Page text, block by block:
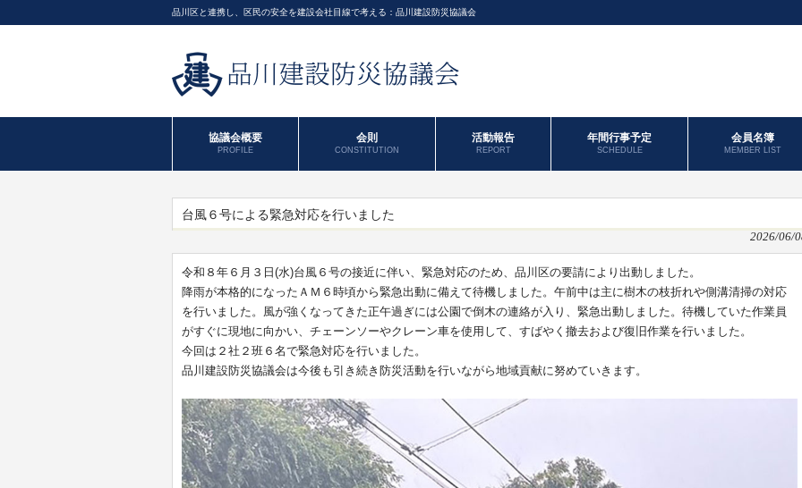
品川区と連携し、区民の安全を建設会社目線で考える：品川建設防災協議会
協議会概要
PROFILE
会則
CONSTITUTION
活動報告
REPORT
年間行事予定
SCHEDULE
会員名簿
MEMBER LIST
台風６号による緊急対応を行いました
2026/06/
令和８年６月３日(水)台風６号の接近に伴い、緊急対応のため、品川区の要請により出動しました。
降雨が本格的になったＡＭ６時頃から緊急出動に備えて待機しました。午前中は主に樹木の枝折れや側溝清掃の対応
を行いました。風が強くなってきた正午過ぎには公園で倒木の連絡が入り、緊急出動しました。待機していた作業員
がすぐに現地に向かい、チェーンソーやクレーン車を使用して、すばやく撤去および復旧作業を行いました。
今回は２社２班６名で緊急対応を行いました。
品川建設防災協議会は今後も引き続き防災活動を行いながら地域貢献に努めていきます。